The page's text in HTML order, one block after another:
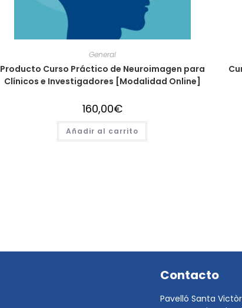
General
Producto Curso Práctico de Neuroimagen para
Clínicos e Investigadores [Modalidad Online]
160,00€
Añadir al carrito
Contacto
Pavelló Santa